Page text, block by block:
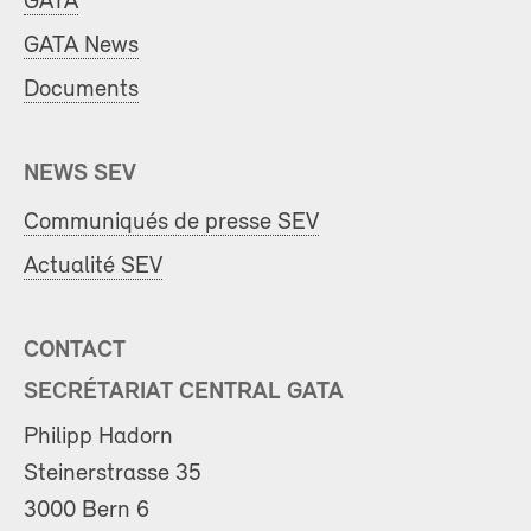
GATA News
Documents
NEWS SEV
Communiqués de presse SEV
Actualité SEV
CONTACT
SECRÉTARIAT CENTRAL GATA
Philipp Hadorn
Steinerstrasse 35
3000 Bern 6